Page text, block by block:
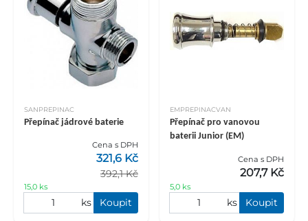
SANPREPINAC
Přepínač jádrové baterie
Cena s DPH
392,1 Kč
321,6 Kč
15,0 ks
ks Koupit
EMPREPINACVAN
Přepínač pro vanovou
baterii Junior (EM)
Cena s DPH
207,7 Kč
5,0 ks
ks Koupit